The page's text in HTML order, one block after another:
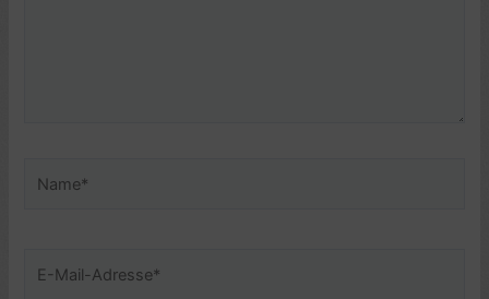
Mail-